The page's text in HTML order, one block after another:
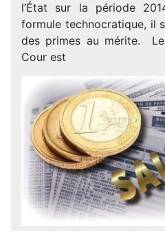
l’État sur la période
formule technocratique, il
des primes au mérite.
Cour est